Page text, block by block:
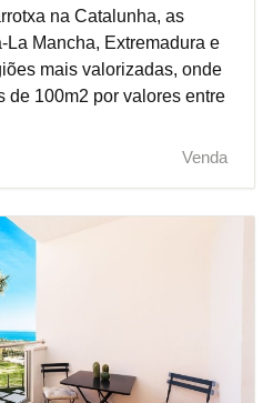
na Catalunha, as
La Mancha, Extremadura e
mais valorizadas, onde
de 100m2 por valores entre
Venda